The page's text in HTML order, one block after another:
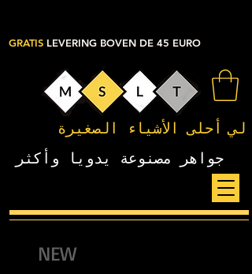
لي أحلى الأشياء الصغيرة
جواهر مصنوعة يدويا وأكثر
GRATIS LEVERING BOVEN DE 45 EURO
NEW